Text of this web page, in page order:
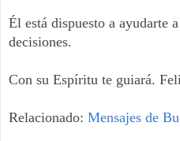
Él está dispuesto a ayudarte
decisiones.
Con su Espíritu te guiará.
Relacionado: Mensajes de